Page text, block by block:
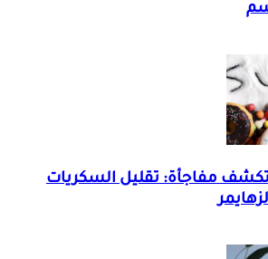
مفاجأة: تقليل السكريات